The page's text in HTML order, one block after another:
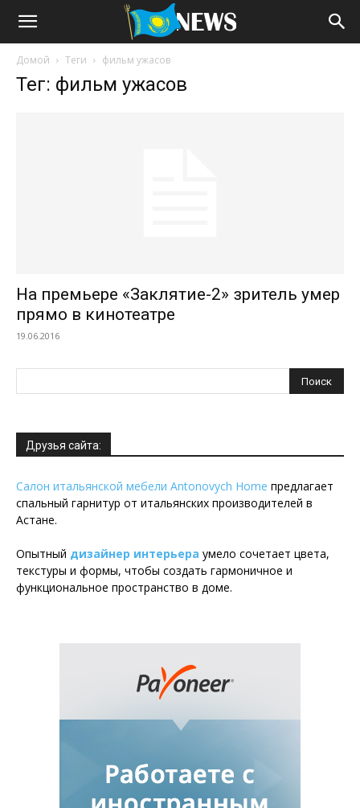
Домой Теги фильм ужасов
Тег: фильм ужасов
На премьере «Заклятие-2» зритель умер
прямо в кинотеатре
19.06.2016
Друзья сайта:
Салон итальянской мебели Antonovych Home предлагает
спальный гарнитур от итальянских производителей в
Астане.
Опытный дизайнер интерьера умело сочетает цвета,
текстуры и формы, чтобы создать гармоничное и
функциональное пространство в доме.